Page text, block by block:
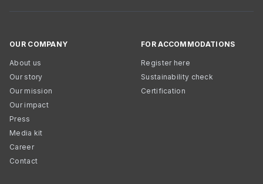
OUR COMPANY
About us
Our story
Our mission
Our impact
Press
Media kit
Career
Contact
FOR ACCOMMODATIONS
Register here
Sustainability check
Certification